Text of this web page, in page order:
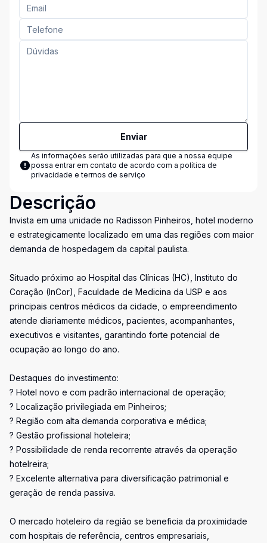
Enviar
As informações serão utilizadas para que a nossa equipe
possa entrar em contato de acordo com a política de
privacidade e termos de serviço
Descrição
Invista em uma unidade no Radisson Pinheiros, hotel moderno
e estrategicamente localizado em uma das regiões com maior
demanda de hospedagem da capital paulista.
Situado próximo ao Hospital das Clínicas (HC), Instituto do
Coração (InCor), Faculdade de Medicina da USP e aos
principais centros médicos da cidade, o empreendimento
atende diariamente médicos, pacientes, acompanhantes,
executivos e visitantes, garantindo forte potencial de
ocupação ao longo do ano.
Destaques do investimento:
? Hotel novo e com padrão internacional de operação;
? Localização privilegiada em Pinheiros;
? Região com alta demanda corporativa e médica;
? Gestão profissional hoteleira;
? Possibilidade de renda recorrente através da operação
hotelreira;
? Excelente alternativa para diversificação patrimonial e
geração de renda passiva.
O mercado hoteleiro da região se beneficia da proximidade
com hospitais de referência, centros empresariais,